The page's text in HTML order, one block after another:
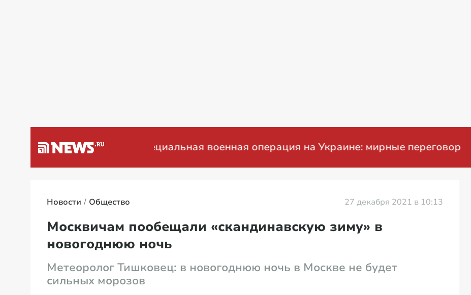
Специальная военная операция на Украине: мирные переговоры
Новости Общество 27 декабря 2021 в 10:13
Москвичам пообещали «скандинавскую зиму» в
новогоднюю ночь
Метеоролог Тишковец: в новогоднюю ночь в Москве не будет
сильных морозов